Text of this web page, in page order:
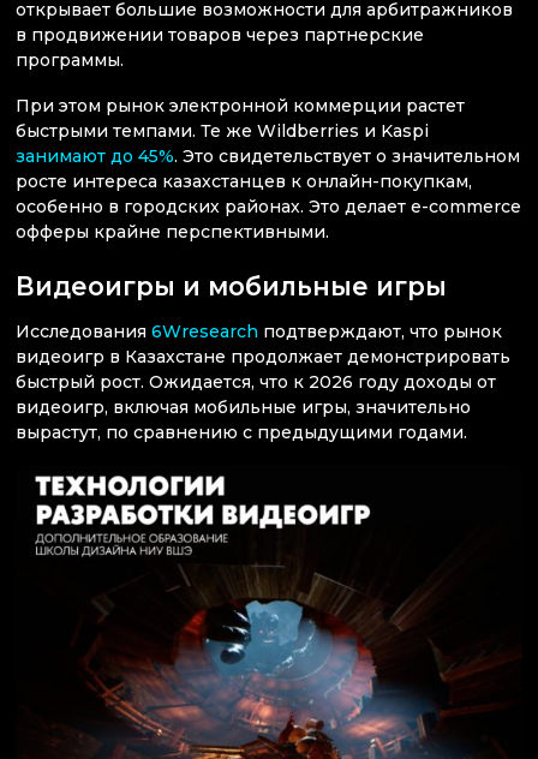
открывает большие возможности для арбитражников
в продвижении товаров через партнерские
программы.
При этом рынок электронной коммерции растет
быстрыми темпами. Те же Wildberries и Kaspi
занимают до 45%. Это свидетельствует о значительном
росте интереса казахстанцев к онлайн-покупкам,
особенно в городских районах. Это делает e-commerce
офферы крайне перспективными.
Видеоигры и мобильные игры
Исследования 6Wresearch подтверждают, что рынок
видеоигр в Казахстане продолжает демонстрировать
быстрый рост. Ожидается, что к 2026 году доходы от
видеоигр, включая мобильные игры, значительно
вырастут, по сравнению с предыдущими годами.